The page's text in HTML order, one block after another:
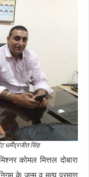
धर्मेंद्रजीत सिंह
कोमल मित्तल दोबारा
के जन्म व मृत्यु प्रमाण